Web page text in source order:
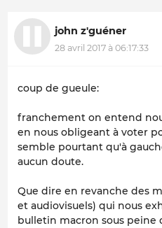
john z'guéner
28 avril 2017 à 06:17:33
coup de gueule:
franchement on entend
en nous obligeant à voter
semble pourtant qu'à
aucun doute.
Que dire en revanche des
et audiovisuels) qui nous
bulletin macron sous peine